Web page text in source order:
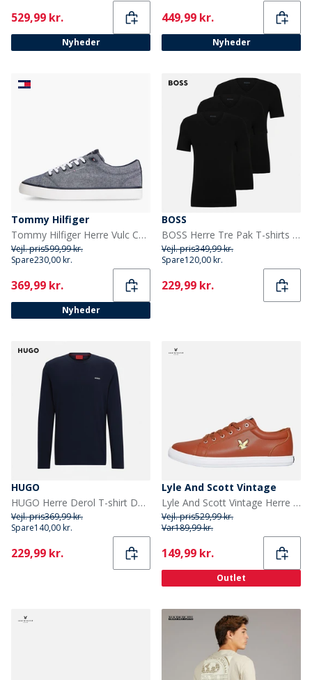
Current
529,99 kr.
Nyheder
Current
449,99 kr.
Nyheder
Tommy Hilfiger
Tommy Hilfiger Herre Vulc Core Træningssko Desert Sky
Vejl. pris599,99 kr.
Spare230,00 kr.
Current
369,99 kr.
Nyheder
BOSS
BOSS Herre Tre Pak T-shirts Sort
Vejl. pris349,99 kr.
Spare120,00 kr.
Current
229,99 kr.
HUGO
HUGO Herre Derol T-shirt Dark Blue
Vejl. pris369,99 kr.
Spare140,00 kr.
Current
229,99 kr.
Lyle And Scott Vintage
Lyle And Scott Vintage Herre Halket Træningssko Cognac
Vejl. pris529,99 kr.
Var189,99 kr.
Current
149,99 kr.
Outlet